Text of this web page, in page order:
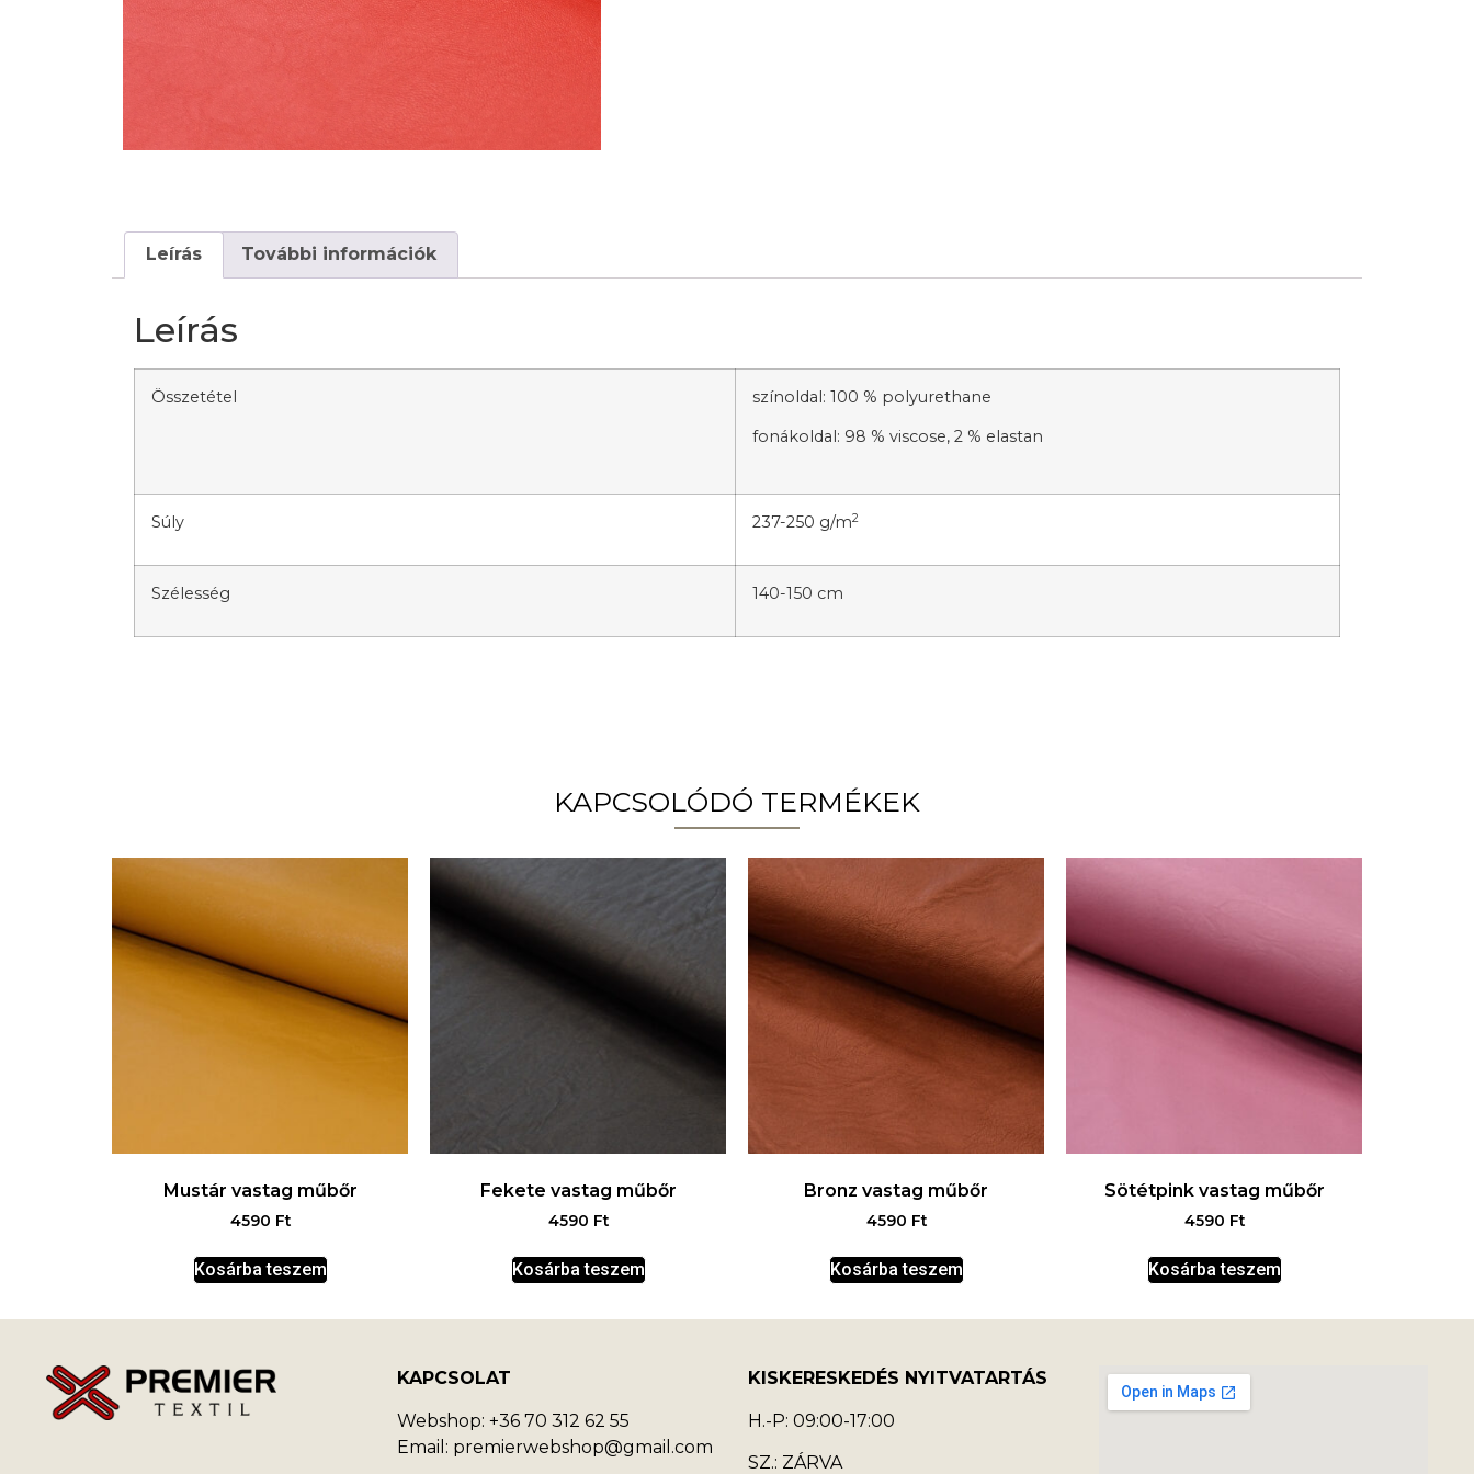
Leírás További információk
Leírás
Összetétel
színoldal: 100 % polyurethane
fonákoldal: 98 % viscose, 2 % elastan
Súly 237-250 g/m2
Szélesség 140-150 cm
KAPCSOLÓDÓ TERMÉKEK
Mustár vastag műbőr
4590 Ft
Kosárba teszem
Fekete vastag műbőr
4590 Ft
Kosárba teszem
Bronz vastag műbőr
4590 Ft
Kosárba teszem
Sötétpink vastag műbőr
4590 Ft
Kosárba teszem
KAPCSOLAT
Webshop: +36 70 312 62 55
Email: premierwebshop@gmail.com
KISKERESKEDÉS NYITVATARTÁS
H.-P: 09:00-17:00
SZ.: ZÁRVA